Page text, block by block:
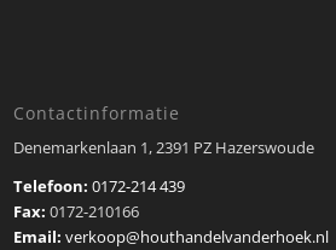
Contactinformatie
Denemarkenlaan 1, 2391 PZ Hazerswoude
Telefoon:0172-214 439
Fax:0172-210166
Email: verkoop@houthandelvanderhoek.nl